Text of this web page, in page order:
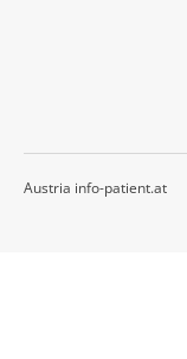
Austria info-patient.at